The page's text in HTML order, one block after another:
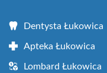
Dentysta Łukowica
Apteka Łukowica
Lombard Łukowica